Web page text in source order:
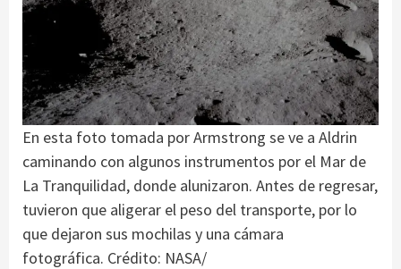
En esta foto tomada por Armstrong se ve a Aldrin
caminando con algunos instrumentos por el Mar de
La Tranquilidad, donde alunizaron. Antes de regresar,
tuvieron que aligerar el peso del transporte, por lo
que dejaron sus mochilas y una cámara
fotográfica. Crédito: NASA/